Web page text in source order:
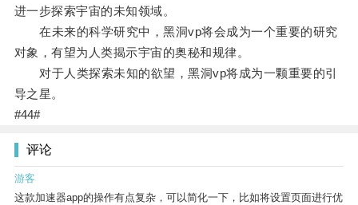
进一步探索宇宙的未知领域。
在未来的科学研究中，黑洞vp将会成为一个重要的研究
对象，有望为人类揭示宇宙的奥秘和规律。
对于人类探索未知的欲望，黑洞vp将成为一颗重要的引
导之星。
#44#
评论
游客
这款加速器app的操作有点复杂，可以简化一下，比如将设置页面进行优